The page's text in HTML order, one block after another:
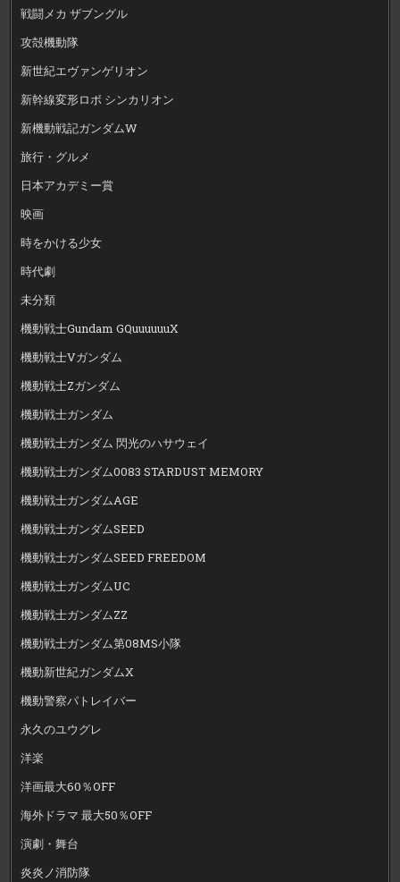
戦闘メカ ザブングル
攻殻機動隊
新世紀エヴァンゲリオン
新幹線変形ロボ シンカリオン
新機動戦記ガンダムW
旅行・グルメ
日本アカデミー賞
映画
時をかける少女
時代劇
未分類
機動戦士Gundam GQuuuuuuX
機動戦士Vガンダム
機動戦士Zガンダム
機動戦士ガンダム
機動戦士ガンダム 閃光のハサウェイ
機動戦士ガンダム0083 STARDUST MEMORY
機動戦士ガンダムAGE
機動戦士ガンダムSEED
機動戦士ガンダムSEED FREEDOM
機動戦士ガンダムUC
機動戦士ガンダムZZ
機動戦士ガンダム第08MS小隊
機動新世紀ガンダムX
機動警察パトレイバー
永久のユウグレ
洋楽
洋画最大60％OFF
海外ドラマ 最大50％OFF
演劇・舞台
炎炎ノ消防隊